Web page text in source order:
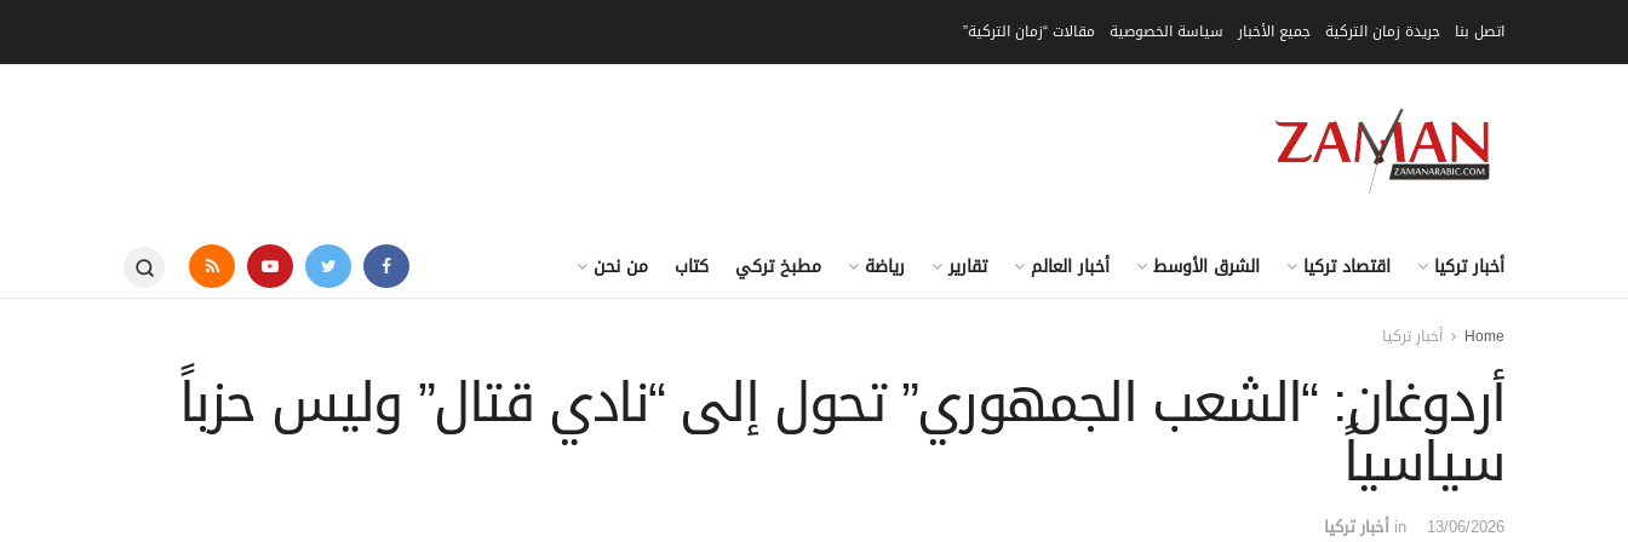
اتصل بنا جريدة زمان التركية جميع الأخبار سياسة الخصوصية مقالات “زمان التركية”
أخبار تركيا اقتصاد تركيا الشرق الأوسط أخبار العالم تقارير رياضة مطبخ تركي كتاب من نحن
Home أخبار تركيا
أردوغان: “الشعب الجمهوري” تحول إلى “نادي قتال” وليس حزباً
سياسياً
13/06/2026
in أخبار تركيا